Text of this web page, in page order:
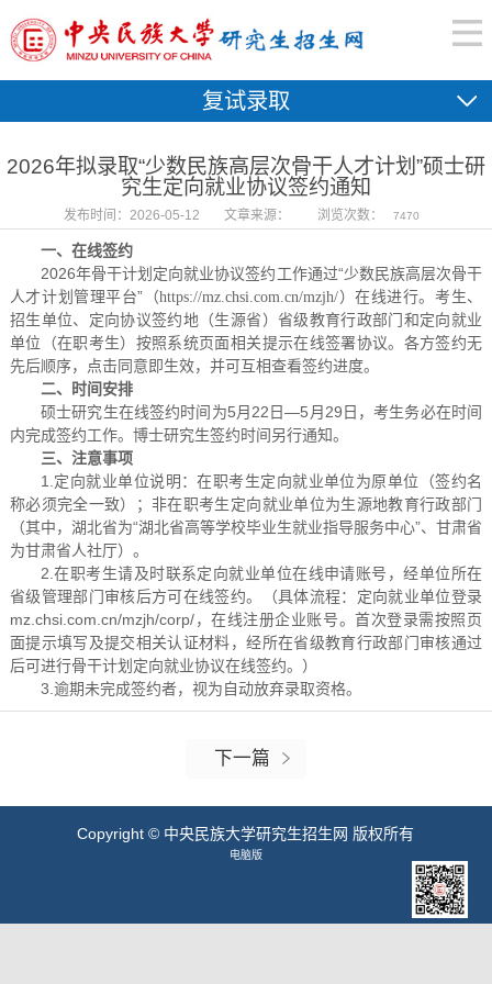
复试录取
2026年拟录取“少数民族高层次骨干人才计划”硕士研
究生定向就业协议签约通知
发布时间：2026-05-12 文章来源： 浏览次数： 7470
一、在线签约
2026年骨干计划定向就业协议签约工作通过“少数民族高层次骨干
人才计划管理平台”（https://mz.chsi.com.cn/mzjh/）在线进行。考生、
招生单位、定向协议签约地（生源省）省级教育行政部门和定向就业
单位（在职考生）按照系统页面相关提示在线签署协议。各方签约无
先后顺序，点击同意即生效，并可互相查看签约进度。
二、时间安排
硕士研究生在线签约时间为5月22日—5月29日，考生务必在时间
内完成签约工作。博士研究生签约时间另行通知。
三、注意事项
1.定向就业单位说明：在职考生定向就业单位为原单位（签约名
称必须完全一致）；非在职考生定向就业单位为生源地教育行政部门
（其中，湖北省为“湖北省高等学校毕业生就业指导服务中心”、甘肃省
为甘肃省人社厅）。
2.在职考生请及时联系定向就业单位在线申请账号，经单位所在
省级管理部门审核后方可在线签约。（具体流程：定向就业单位登录
mz.chsi.com.cn/mzjh/corp/，在线注册企业账号。首次登录需按照页
面提示填写及提交相关认证材料，经所在省级教育行政部门审核通过
后可进行骨干计划定向就业协议在线签约。）
3.逾期未完成签约者，视为自动放弃录取资格。
下一篇
Copyright © 中央民族大学研究生招生网 版权所有
电脑版